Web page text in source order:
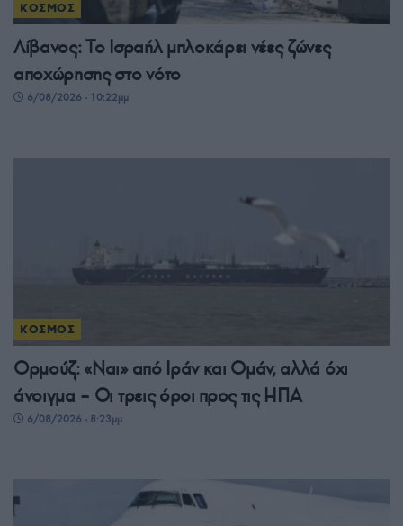
ΚΟΣΜΟΣ
Λίβανος: Το Ισραήλ μπλοκάρει νέες ζώνες
αποχώρησης στο νότο
6/08/2026 - 10:22μμ
ΚΟΣΜΟΣ
Ορμούζ: «Ναι» από Ιράν και Ομάν, αλλά όχι
άνοιγμα – Οι τρεις όροι προς τις ΗΠΑ
6/08/2026 - 8:23μμ